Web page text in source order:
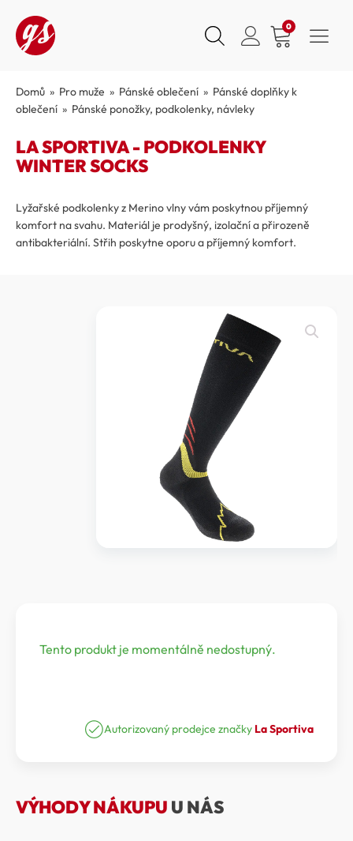
0
Domů » Pro muže » Pánské oblečení » Pánské doplňky k
oblečení » Pánské ponožky, podkolenky, návleky
LA SPORTIVA - PODKOLENKY
WINTER SOCKS
Lyžařské podkolenky z Merino vlny vám poskytnou příjemný
komfort na svahu. Materiál je prodyšný, izolační a přirozeně
antibakteriální. Střih poskytne oporu a příjemný komfort.
Tento produkt je momentálně nedostupný.
Autorizovaný prodejce značky La Sportiva
VÝHODY NÁKUPU U NÁS